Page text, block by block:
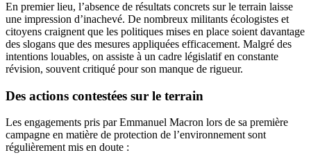
En premier lieu, l’absence de résultats concrets sur le terrain laisse
une impression d’inachevé. De nombreux militants écologistes et
citoyens craignent que les politiques mises en place soient davantage
des slogans que des mesures appliquées efficacement. Malgré des
intentions louables, on assiste à un cadre législatif en constante
révision, souvent critiqué pour son manque de rigueur.
Des actions contestées sur le terrain
Les engagements pris par Emmanuel Macron lors de sa première
campagne en matière de protection de l’environnement sont
régulièrement mis en doute :